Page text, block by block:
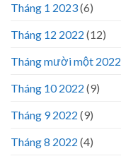
Tháng 1 2023(6)
Tháng 12 2022 (12)
Tháng mười một 2022
Tháng 10 2022 (9)
Tháng 9 2022 (9)
Tháng 8 2022 (4)